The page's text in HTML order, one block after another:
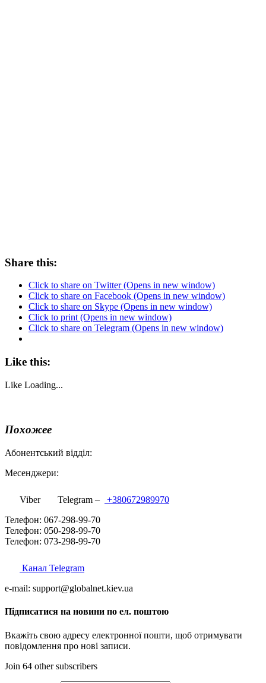
Share this:
Click to share on Twitter (Opens in new window)
Click to share on Facebook (Opens in new window)
Click to share on Skype (Opens in new window)
Click to print (Opens in new window)
Click to share on Telegram (Opens in new window)
Like this:
Like Loading...
Похожее
Абонентський відділ:
Месенджери:
Viber Telegram –
+380672989970
Телефон: 067-298-99-70
Телефон: 050-298-99-70
Телефон: 073-298-99-70
Канал Telegram
e-mail: support@globalnet.kiev.ua
Підписатися на новини по ел. поштою
Вкажіть свою адресу електронної пошти, щоб отримувати
повідомлення про нові записи.
Join 64 other subscribers